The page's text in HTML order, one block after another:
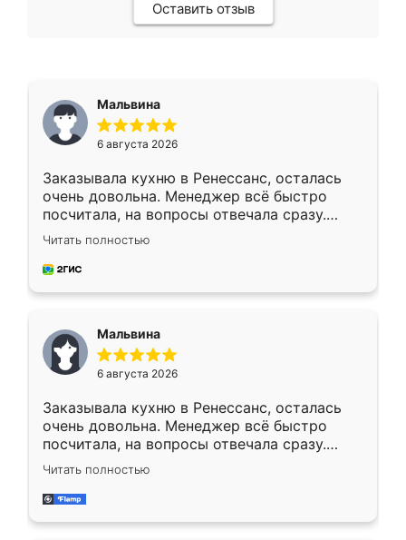
Оставить отзыв
Мальвина
6 августа 2026
Заказывала кухню в Ренессанс, осталась
очень довольна. Менеджер всё быстро
посчитала, на вопросы отвечала сразу.
Замерщик приехал в субботу, подошёл к
делу со всей ответственностью. Собрали
за день, ребята работали аккуратно, даже
Читать полностью
Мальвина
6 августа 2026
Заказывала кухню в Ренессанс, осталась
очень довольна. Менеджер всё быстро
посчитала, на вопросы отвечала сразу.
Замерщик приехал в субботу, подошёл к
делу со всей ответственностью. Собрали
за день, ребята работали аккуратно, даже
Читать полностью